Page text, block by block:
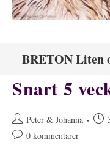
BRETON Liten
Snart 5
Inläggsförfattare:
Peter & Johanna
Kommentarer
0 kommentarer